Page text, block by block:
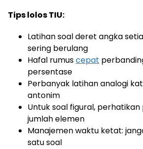
Tips lolos TIU:
Latihan soal deret angka
sering berulang
Hafal rumuscepat
persentase
Perbanyak latihan analogi
antonim
Untuk soal figural,
jumlah elemen
Manajemen waktu ketat:
satu soal